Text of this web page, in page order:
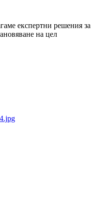
експертни решения за
на цел